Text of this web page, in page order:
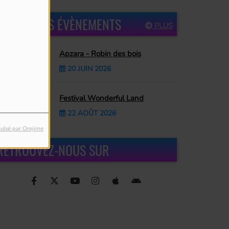
par Orejime
PLUS
PROCHAINS ÉVÈNEMENTS
Apzara - Robin des bois
20 JUIN 2026
Festival Wonderful Land
22 AOÛT 2026
NOUS SUR